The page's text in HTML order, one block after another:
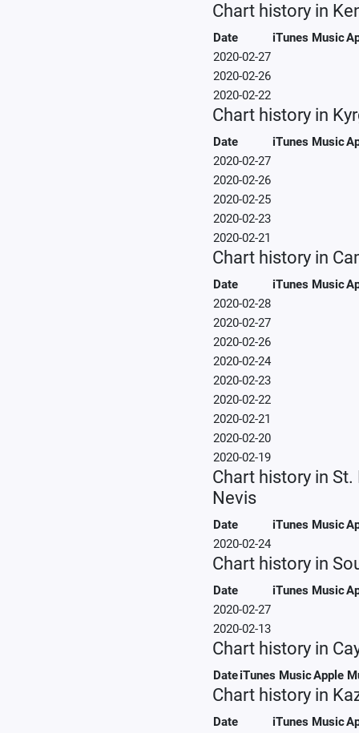
Chart history in
Date iTunes Music
2020-02-27
2020-02-26
2020-02-22
Chart history in
Date iTunes Music
2020-02-27
2020-02-26
2020-02-25
2020-02-23
2020-02-21
Chart history in
Date iTunes Music
2020-02-28
2020-02-27
2020-02-26
2020-02-24
2020-02-23
2020-02-22
2020-02-21
2020-02-20
2020-02-19
Chart history in
Nevis
Date iTunes Music
2020-02-24
Chart history in
Date iTunes Music
2020-02-27
2020-02-13
Chart history in
DateiTunes MusicApple
Chart history in
Date iTunes Music